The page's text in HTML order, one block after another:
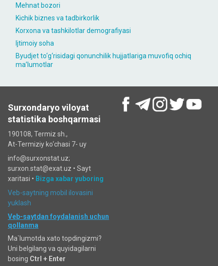
Mehnat bozori
Kichik biznes va tadbirkorlik
Korxona va tashkilotlar demografiyasi
Ijtimoiy soha
Byudjet to‘g‘risidagi qonunchilik hujjatlariga muvofiq ochiq
maʼlumotlar
Surxondaryo viloyat
statistika boshqarmasi
190108, Termiz sh.,
At-Termiziy ko‘chasi 7- uy
info@surxonstat.uz;
surxon.stat@exat.uz • Sayt
xaritasi • Bizga xabar yuboring
Veb-saytning mobil ilovasini
yuklash
Veb-saytdan foydalanish uchun
qollanma
Ma`lumotda xato topdingizmi?
Uni belgilang va quyidagilarni
bosing Ctrl + Enter